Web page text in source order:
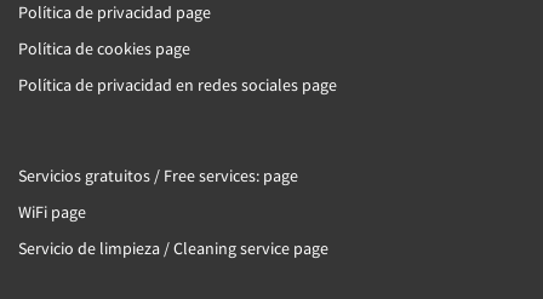
Política de privacidad page
Política de cookies page
Política de privacidad en redes sociales page
Servicios gratuitos / Free services: page
WiFi page
Servicio de limpieza / Cleaning service page